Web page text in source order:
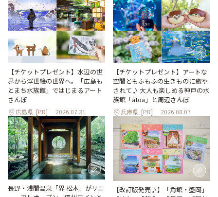
【チケットプレゼント】水辺の世
界から浮世絵の世界へ。「広島も
とまち水族館」ではじまるアート
さんぽ
広島県 [PR] 2026.07.31
【チケットプレゼント】アートな
空間ともふもふの生きものに癒や
されて♪ 大人も楽しめる神戸の水
族館「átoa」と周辺さんぽ
兵庫県 [PR] 2026.08.07
長野・浅間温泉「界 松本」がリニ
【改訂版発売♪】「角館・盛岡」